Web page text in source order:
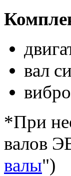
вал
*При
валов
валы")